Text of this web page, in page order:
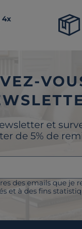
4x
et
de 5% de
des emails que je
et à des fins